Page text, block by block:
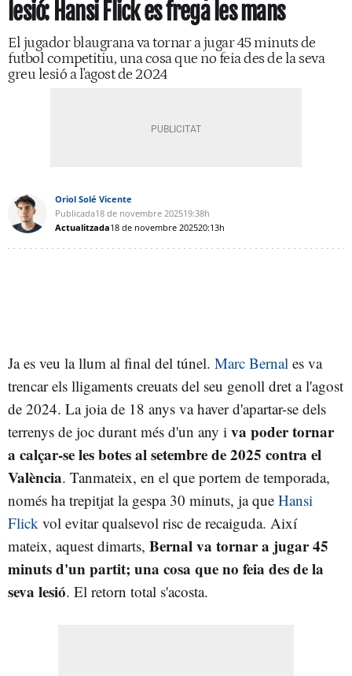
lesió: Hansi Flick es frega les mans
El jugador blaugrana va tornar a jugar 45 minuts de
futbol competitiu, una cosa que no feia des de la seva
greu lesió a l'agost de 2024
Oriol Solé Vicente
Publicada18 de novembre 202519:38h
Actualitzada18 de novembre 202520:13h
Ja es veu la llum al final del túnel. Marc Bernal es va
trencar els lligaments creuats del seu genoll dret a l'agost
de 2024. La joia de 18 anys va haver d'apartar-se dels
terrenys de joc durant més d'un any i va poder tornar
a calçar-se les botes al setembre de 2025 contra el
València. Tanmateix, en el que portem de temporada,
només ha trepitjat la gespa 30 minuts, ja que Hansi
Flick vol evitar qualsevol risc de recaiguda. Així
mateix, aquest dimarts, Bernal va tornar a jugar 45
minuts d'un partit; una cosa que no feia des de la
seva lesió. El retorn total s'acosta.